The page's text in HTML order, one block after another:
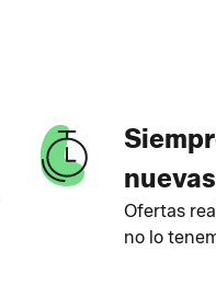
nuevas
Ofertas
no lo